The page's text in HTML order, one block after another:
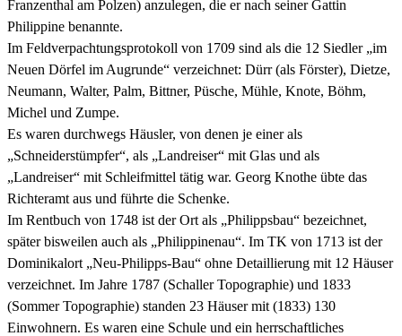
Franzenthal am Polzen) anzulegen, die er nach seiner Gattin
Philippine benannte.
Im Feldverpachtungsprotokoll von 1709 sind als die 12 Siedler „im
Neuen Dörfel im Augrunde“ verzeichnet: Dürr (als Förster), Dietze,
Neumann, Walter, Palm, Bittner, Püsche, Mühle, Knote, Böhm,
Michel und Zumpe.
Es waren durchwegs Häusler, von denen je einer als
„Schneiderstümpfer“, als „Landreiser“ mit Glas und als
„Landreiser“ mit Schleifmittel tätig war. Georg Knothe übte das
Richteramt aus und führte die Schenke.
Im Rentbuch von 1748 ist der Ort als „Philippsbau“ bezeichnet,
später bisweilen auch als „Philippinenau“. Im TK von 1713 ist der
Dominikalort „Neu-Philipps-Bau“ ohne Detaillierung mit 12 Häuser
verzeichnet. Im Jahre 1787 (Schaller Topographie) und 1833
(Sommer Topographie) standen 23 Häuser mit (1833) 130
Einwohnern. Es waren eine Schule und ein herrschaftliches